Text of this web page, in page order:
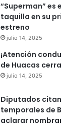
“Superman” es
taquilla en su
estreno
julio 14, 2025
¡Atención
de Huacas
julio 14, 2025
Diputados
temporales de
aclarar